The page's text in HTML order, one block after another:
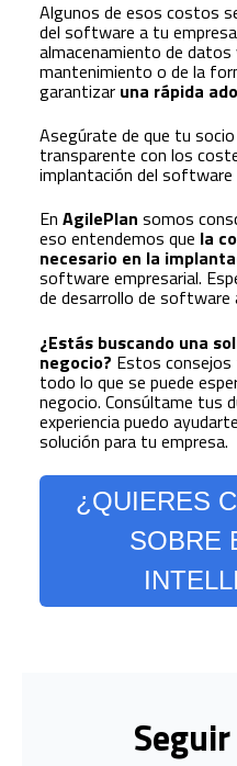
Algunos de esos costos
del software a tu
almacenamiento de datos
mantenimiento o de la
garantizar una rápida
Asegúrate de que tu
transparente con los
implantación del software
En AgilePlan somos
eso entendemos que la
necesario en la
software empresarial.
de desarrollo de software
¿Estás buscando una
negocio? Estos
todo lo que se puede
negocio. Consúltame tus
experiencia puedo
solución para tu empresa.
¿QUIERES
SOBRE